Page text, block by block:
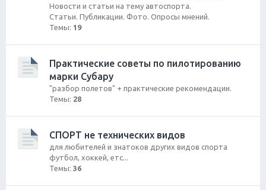
Новости и статьи на тему автоспорта.
Статьи. Публикации. Фото. Опросы мнений.
Темы: 19
Практические советы по пилотированию
марки Субару
"разбор полетов" + практические рекомендации.
Темы: 28
СПОРТ не технических видов
для любителей и знатоков других видов спорта
футбол, хоккей, етс...
Темы: 36